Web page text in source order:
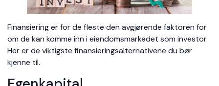
Finansiering er for de fleste den avgjørende faktoren for
om de kan komme inn i eiendomsmarkedet som investor.
Her er de viktigste finansieringsalternativene du bør
kjenne til.